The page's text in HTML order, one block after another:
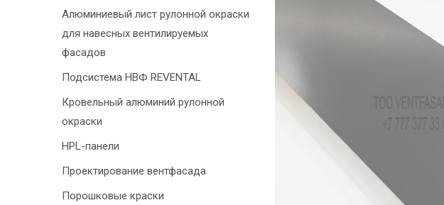
Алюминиевый лист рулонной окраски
для навесных вентилируемых
фасадов
Подсистема НВФ REVENTAL
Кровельный алюминий рулонной
окраски
HPL-панели
Проектирование вентфасада
Порошковые краски